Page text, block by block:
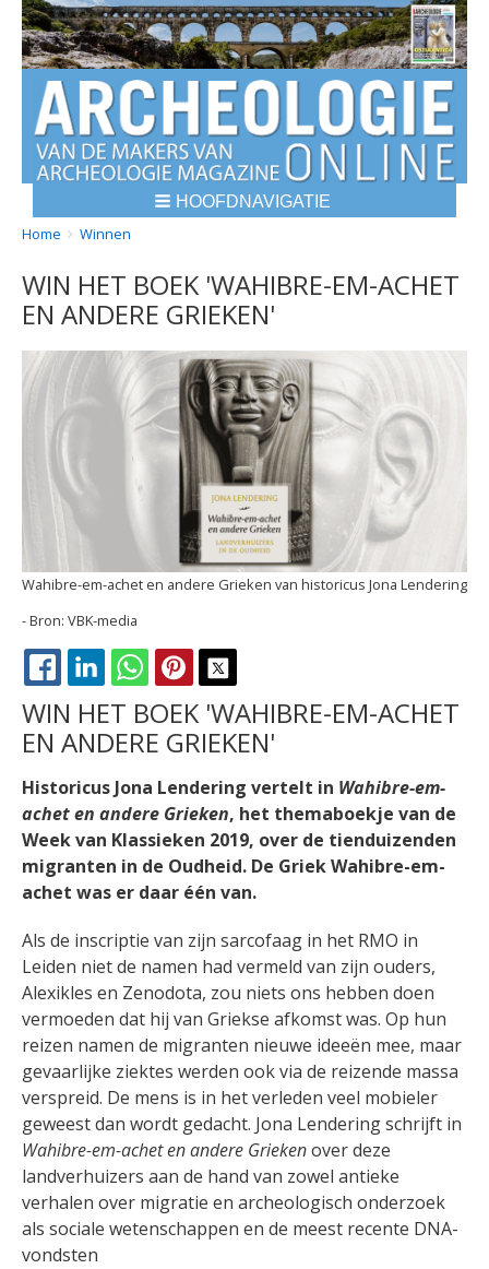
HOOFDNAVIGATIE
BREADCRUMBS
YOU
HERE:
Home Winnen
WIN HET BOEK 'WAHIBRE-EM-ACHET
EN ANDERE GRIEKEN'
Wahibre-em-achet en andere Grieken van historicus Jona Lendering
VBK-media
FACEBOOK
LINKEDINWHATSAPPPINTEREST
WIN HET BOEK 'WAHIBRE-EM-ACHET
EN ANDERE GRIEKEN'
Historicus Jona Lendering vertelt in Wahibre-em-
achet en andere Grieken, het themaboekje van de
Week van Klassieken 2019, over de tienduizenden
migranten in de Oudheid. De Griek Wahibre-em-
achet was er daar één van.
Als de inscriptie van zijn sarcofaag in het RMO in
Leiden niet de namen had vermeld van zijn ouders,
Alexikles en Zenodota, zou niets ons hebben doen
vermoeden dat hij van Griekse afkomst was. Op hun
reizen namen de migranten nieuwe ideeën mee, maar
gevaarlijke ziektes werden ook via de reizende massa
verspreid. De mens is in het verleden veel mobieler
geweest dan wordt gedacht. Jona Lendering schrijft in
Wahibre-em-achet en andere Griekenover deze
landverhuizers aan de hand van zowel antieke
verhalen over migratie en archeologisch onderzoek
als sociale wetenschappen en de meest recente DNA-
vondsten